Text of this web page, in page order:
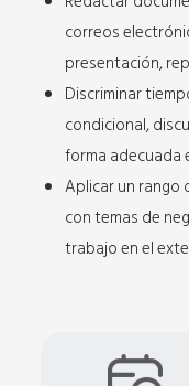
correos
presentación,
Discriminar
condicional,
forma adecuada
Aplicar un rango
con temas de
trabajo en el